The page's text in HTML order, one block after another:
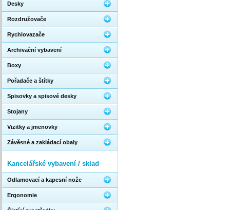
Desky
Rozdružovače
Rychlovazače
Archivační vybavení
Boxy
Pořadače a štítky
Spisovky a spisové desky
Stojany
Vizitky a jmenovky
Závěsné a zakládací obaly
Kancelářské vybavení / sklad
Odlamovací a kapesní nože
Ergonomie